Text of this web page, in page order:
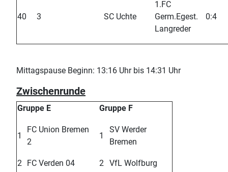
40 3 SC Uchte
1.FC
Germ.Egest.
Langreder
0:4
Mittagspause Beginn: 13:16 Uhr bis 14:31 Uhr
Zwischenrunde
Gruppe E Gruppe F
1
FC Union Bremen
2
1
SV Werder
Bremen
2 FC Verden 04 2 VfL Wolfburg